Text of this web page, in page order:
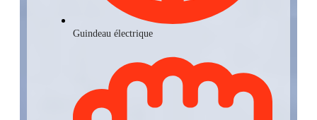
Guindeau électrique